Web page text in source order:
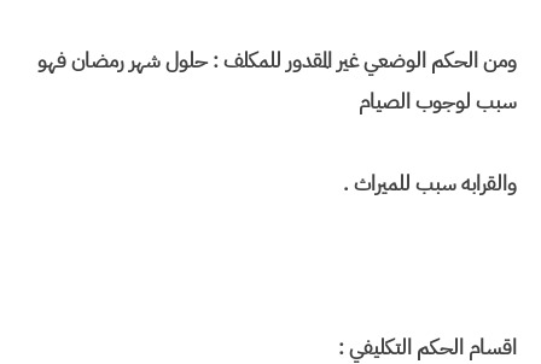
ومن الحكم الوضعي غير المقدور للمكلف : حلول شهر رمضان فهو
سبب لوجوب الصيام
والقرابه سبب للميراث .
اقسام الحكم التكليفي :